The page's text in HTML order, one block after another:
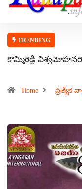
TRENDING
కొమ్మిరెడ్డి
Home ప్రత్యేక